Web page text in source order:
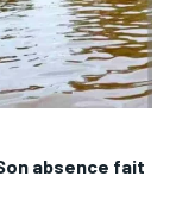
absence fait